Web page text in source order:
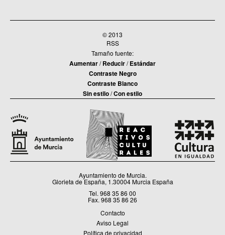
© 2013
RSS
Tamaño fuente:
Aumentar/Reducir/Estándar
Contraste Negro
Contraste Blanco
Sin estilo/Con estilo
Ayuntamiento de Murcia.
Glorieta de España, 1.30004 Murcia España
Tel. 968 35 86 00
Fax. 968 35 86 26
Contacto
Aviso Legal
Política de privacidad